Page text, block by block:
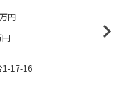
万円
円
1-17-16